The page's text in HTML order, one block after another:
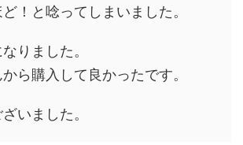
！と唸ってしまいました。
りました。
ら購入して良かったです。
いました。